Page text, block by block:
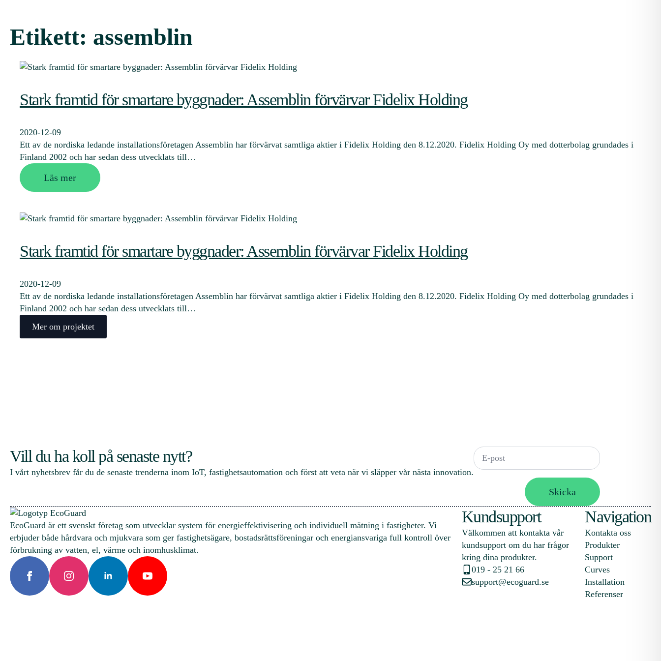
Etikett: assemblin
Stark framtid för smartare byggnader: Assemblin förvärvar Fidelix Holding
2020-12-09
Ett av de nordiska ledande installationsföretagen Assemblin har förvärvat samtliga aktier i Fidelix Holding den 8.12.2020. Fidelix Holding Oy med dotterbolag grundades i
Finland 2002 och har sedan dess utvecklats till…
Läs mer
Stark framtid för smartare byggnader: Assemblin förvärvar Fidelix Holding
2020-12-09
Ett av de nordiska ledande installationsföretagen Assemblin har förvärvat samtliga aktier i Fidelix Holding den 8.12.2020. Fidelix Holding Oy med dotterbolag grundades i
Finland 2002 och har sedan dess utvecklats till…
Mer om projektet
Vill du ha koll på senaste nytt?
I vårt nyhetsbrev får du de senaste trenderna inom IoT, fastighets­automation och först att veta när vi släpper vår nästa innovation.
Email
Skicka
EcoGuard är ett svenskt företag som utvecklar system för energieffektivisering och individuell mätning i fastigheter. Vi
erbjuder både hårdvara och mjukvara som ger fastighetsägare, bostadsrättsföreningar och energiansvariga full kontroll över
förbrukning av vatten, el, värme och inomhusklimat.
Kundsupport
Välkommen att kontakta vår
kundsupport om du har frågor
kring dina produkter.
019 - 25 21 66
support@ecoguard.se
Navigation
Kontakta oss
Produkter
Support
Curves
Installation
Referenser